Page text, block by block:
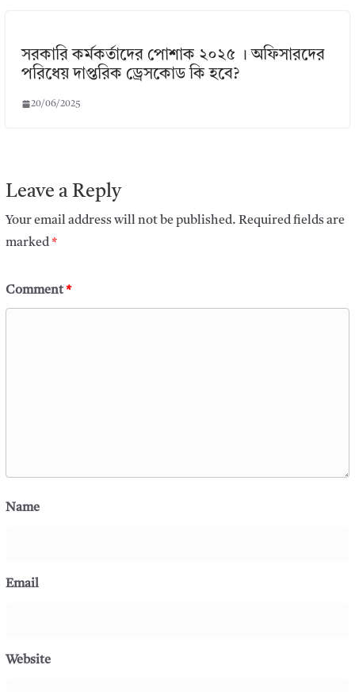
সরকারি কর্মকর্তাদের পোশাক ২০২৫ । অফিসারদের
পরিধেয় দাপ্তরিক ড্রেসকোড কি হবে?
20/06/2025
Leave a Reply
Your email address will not be published. Required fields are
marked*
Comment*
Name
Email
Website